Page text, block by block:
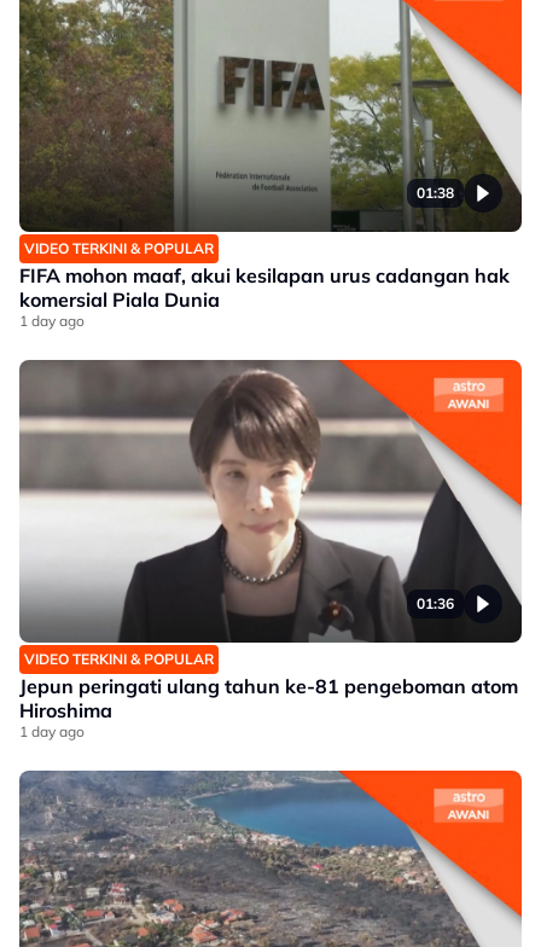
01:38
VIDEO TERKINI & POPULAR
FIFA mohon maaf, akui kesilapan urus cadangan hak
komersial Piala Dunia
1 day ago
01:36
VIDEO TERKINI & POPULAR
Jepun peringati ulang tahun ke-81 pengeboman atom
Hiroshima
1 day ago